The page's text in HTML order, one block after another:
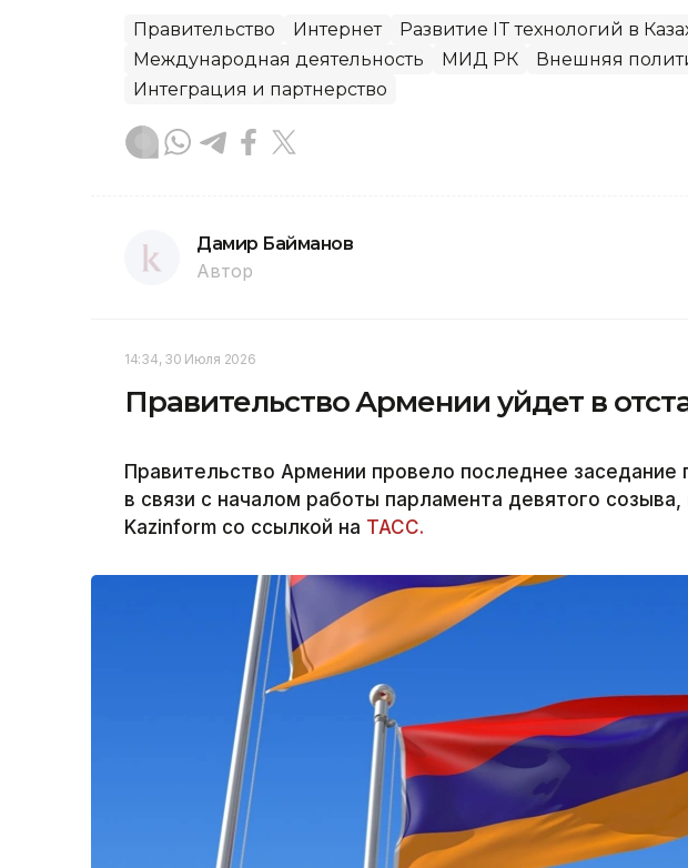
Правительство Интернет
Развитие IT технологий в
Международная деятельность
МИД РК
Внешняя
Интеграция и партнерство
Дамир Байманов
Автор
14:34, 30 Июля 2026
Правительство Армении уйдет в
Правительство Армении провело последнее заседание
в связи с началом работы парламента девятого созыва,
Kazinform со ссылкой на ТАСС.